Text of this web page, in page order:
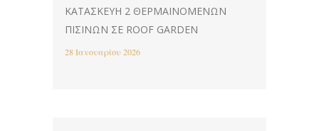
ΚΑΤΑΣΚΕΥΉ 2 ΘΕΡΜΑΙΝΌΜΕΝΩΝ
ΠΙΣΊΝΩΝ ΣΕ ROOF GARDEN
28 Ιανουαρίου 2026